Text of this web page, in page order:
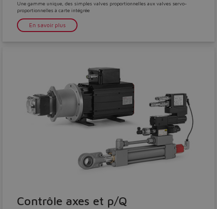
Do you want to leave the
configurator?
The running selection will be
lost.
No
Une gamme unique, des simples valves proportionnelles aux valves servo-
proportionnelles à carte intégrée
En savoir plus
Contrôle axes et p/Q